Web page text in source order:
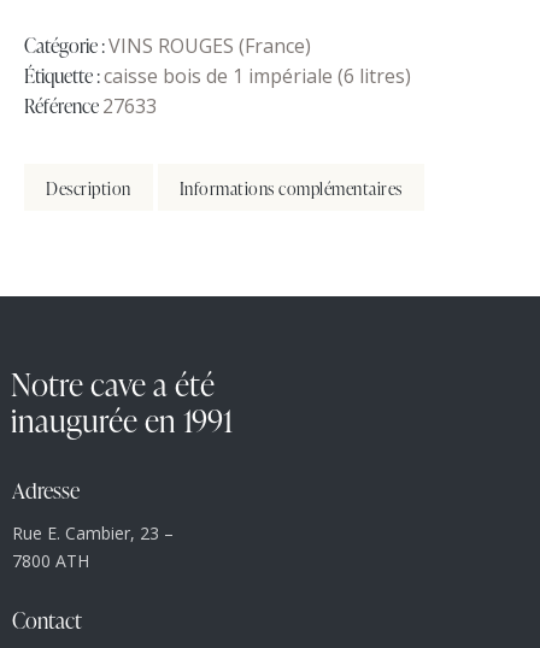
Catégorie :VINS ROUGES (France)
Étiquette :caisse bois de 1 impériale (6 litres)
Référence27633
Description Informations complémentaires
Notre cave a été
inaugurée en 1991
Adresse
Rue E. Cambier, 23 –
7800 ATH
Contact